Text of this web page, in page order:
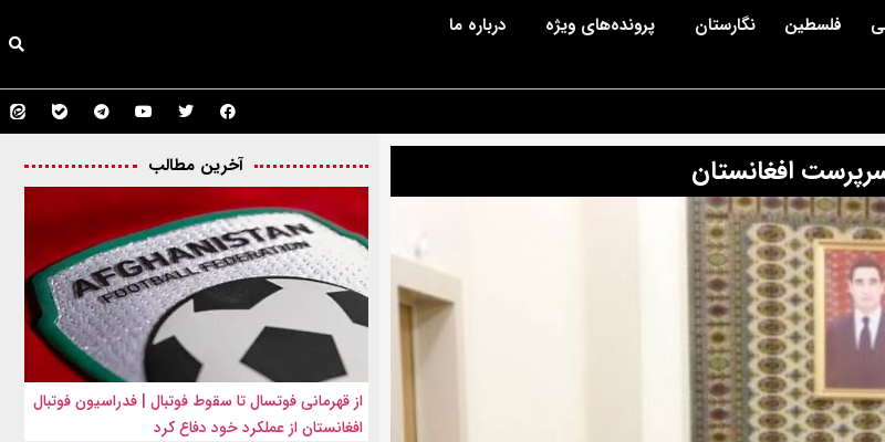
فلسطین نگارستان پرونده‌های ویژه درباره ما
افغانستان آخرین مطالب
از قهرمانی فوتسال تا سقوط فوتبال | فدراسیون فوتبال
افغانستان از عملکرد خود دفاع کرد